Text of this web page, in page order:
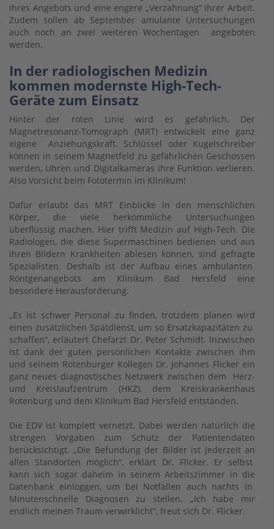
ihres Angebots und eine engere „Verzahnung“ ihrer Arbeit.
Zudem sollen ab September amulante Untersuchungen
auch noch an zwei weiteren Wochentagen angeboten
werden.
In der radiologischen Medizin
kommen modernste High-Tech-
Geräte zum Einsatz
Hinter der roten Linie wird es gefährlich. Der
Magnetresonanz-Tomograph (MRT) entwickelt eine ganz
eigene Anziehungskraft. Schlüssel oder Kugelschreiber
können in seinem Magnetfeld zu gefährlichen Geschossen
werden, Uhren und Digitalkameras ihre Funktion verlieren.
Also Vorsicht beim Fototermin im Klinikum!
Dafür erlaubt das MRT Einblicke in den menschlichen
Körper, die viele herkömmliche Untersuchungen
überflüssig machen. Hier trifft Medizin auf High-Tech. Die
Radiologen, die diese Supermaschinen bedienen und aus
ihren Bildern Krankheiten ablesen können, sind gefragte
Spezialisten. Deshalb ist der Aufbau eines ambulanten
Röntgenangebots am Klinikum Bad Hersfeld eine
besondere Herausforderung.
„Es ist schwer Personal zu finden, trotzdem planen wird
einen zusätzlichen Spätdienst, um so Ersatzkapazitäten zu
schaffen“, erläutert Chefarzt Dr. Peter Schmidt. Inzwischen
ist dank der guten persönlichen Kontakte zwischen ihm
und seinem Rotenburger Kollegen Dr. Johannes Flicker ein
ganz neues diagnostisches Netzwerk zwischen dem Herz-
und Kreislaufzentrum (HKZ), dem Kreiskrankenhaus
Rotenburg und dem Klinikum Bad Hersfeld entstanden.
Die EDV ist komplett vernetzt. Dabei werden natürlich die
strengen Vorgaben zum Schutz der Patientendaten
berücksichtigt. „Die Befundung der Bilder ist jederzeit an
allen Standorten möglich“, erklärt Dr. Flicker. Er selbst
kann sich sogar daheim in seinem Arbeitszimmer in die
Datenbank einloggen, um bei Notfällen auch nachts in
Minutenschnelle Diagnosen zu stellen. „Ich habe mir
endlich meinen Traum verwirklicht“, freut sich Dr. Flicker.